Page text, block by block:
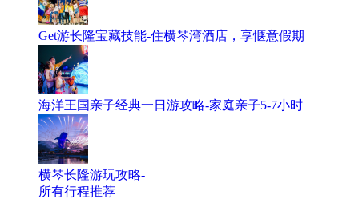
Get游长隆宝藏技能-住横琴湾酒店，享惬意假期
海洋王国亲子经典一日游攻略-家庭亲子5-7小时
横琴长隆游玩攻略-
所有行程推荐